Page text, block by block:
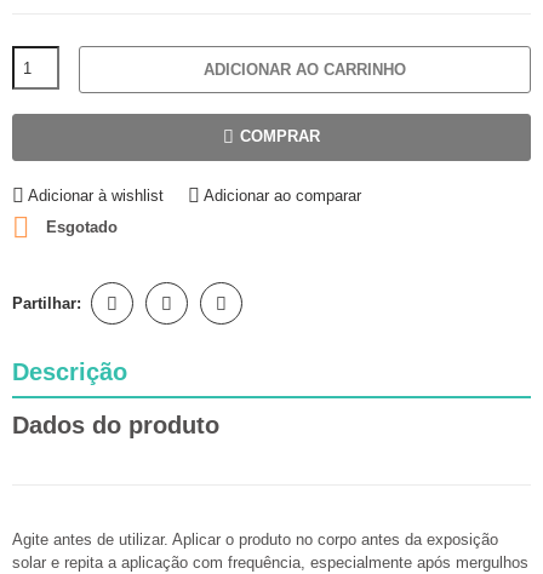
ADICIONAR AO CARRINHO
COMPRAR
Adicionar à wishlist Adicionar ao comparar
 Esgotado
Partilhar:
Descrição
Dados do produto
Agite antes de utilizar. Aplicar o produto no corpo antes da exposição
solar e repita a aplicação com frequência, especialmente após mergulhos